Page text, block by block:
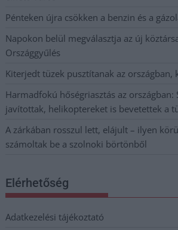
Pénteken újra csökken a benzin és a
Napokon belül megválasztja az új
Országgyűlés
Kiterjedt tüzek pusztítanak az országban,
Harmadfokú hőségriasztás az
javítottak, helikoptereket is bevetettek a
A zárkában rosszul lett, elájult – ilyen
számoltak be a szolnoki börtönből
Elérhetőség
Adatkezelési tájékoztató